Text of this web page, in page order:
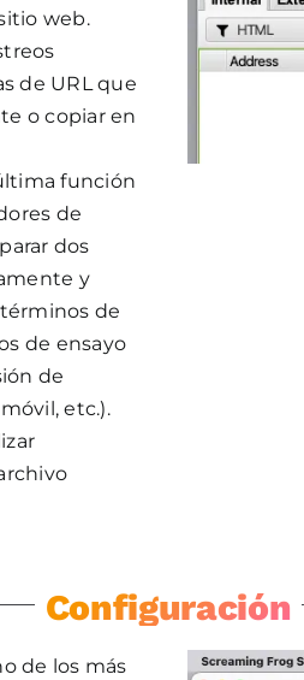
web.
de URL que
o copiar en
función
de
dos
y
de
de ensayo
de
etc.).
Configuración
de los más